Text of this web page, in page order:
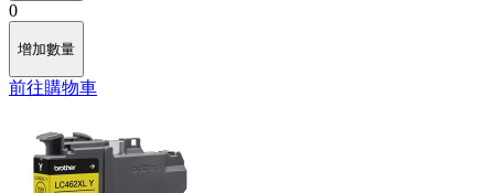
0
增加數量
前往購物車